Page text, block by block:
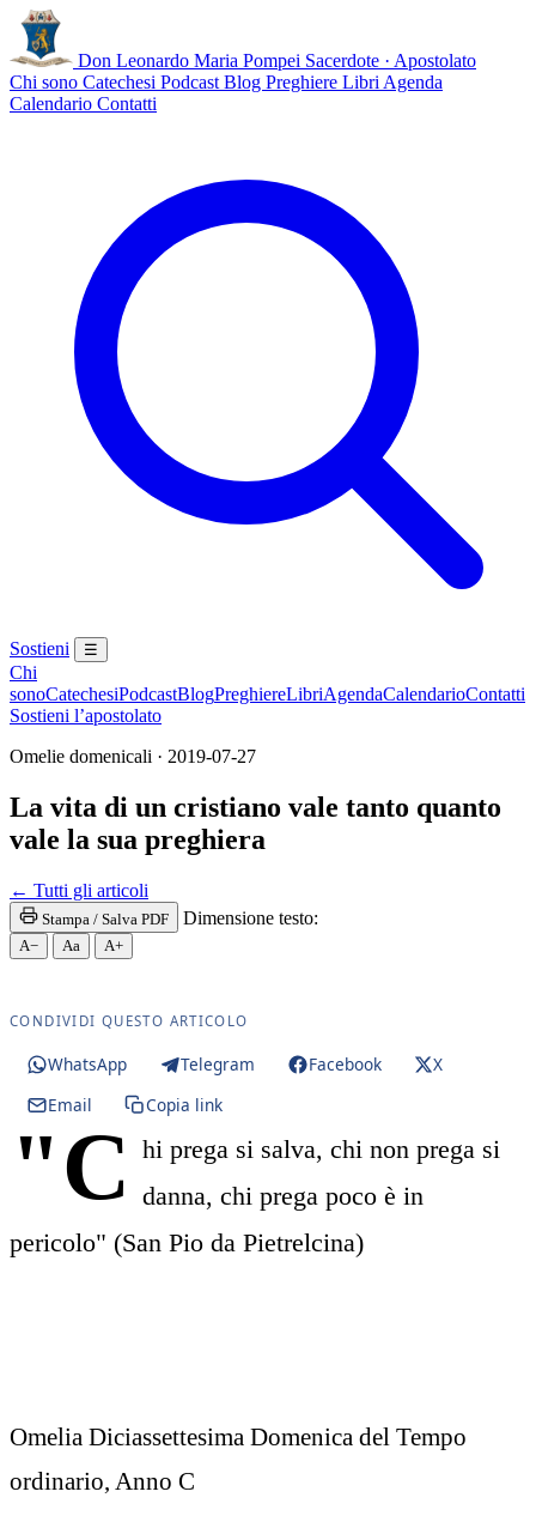
Don Leonardo Maria Pompei Sacerdote · Apostolato
Chi sono Catechesi Podcast Blog Preghiere Libri Agenda
Calendario Contatti
Sostieni ☰
Chi
sonoCatechesiPodcastBlogPreghiereLibriAgendaCalendarioContatti
Sostieni l’apostolato
Omelie domenicali · 2019-07-27
La vita di un cristiano vale tanto quanto
vale la sua preghiera
← Tutti gli articoli
Stampa / Salva PDF Dimensione testo:
A− Aa A+
CONDIVIDI QUESTO ARTICOLO
WhatsApp Telegram Facebook
X
Email
Copia link
"C
hi prega si salva, chi non prega si
danna, chi prega poco è in
pericolo" (San Pio da Pietrelcina)
Omelia Diciassettesima Domenica del Tempo
ordinario, Anno C